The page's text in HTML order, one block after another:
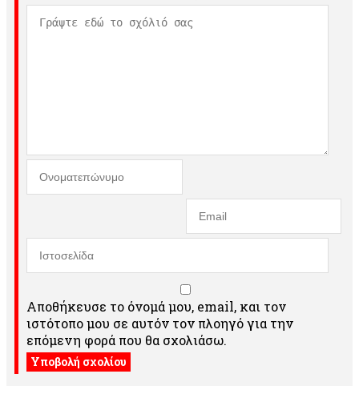
Αποθήκευσε το όνομά μου, email, και τον
ιστότοπο μου σε αυτόν τον πλοηγό για την
επόμενη φορά που θα σχολιάσω.